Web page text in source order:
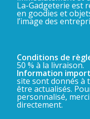
La-Gadgeterie est
en goodies et
l’image des
Conditions de
50 % à la livraison.
Information
site sont donnés à
être actualisés.
personnalisé,
directement.